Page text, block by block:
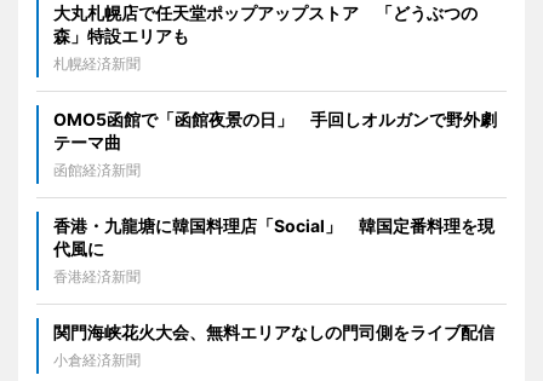
大丸札幌店で任天堂ポップアップストア 「どうぶつの
森」特設エリアも
札幌経済新聞
OMO5函館で「函館夜景の日」 手回しオルガンで野外劇
テーマ曲
函館経済新聞
香港・九龍塘に韓国料理店「Social」 韓国定番料理を現
代風に
香港経済新聞
関門海峡花火大会、無料エリアなしの門司側をライブ配信
小倉経済新聞